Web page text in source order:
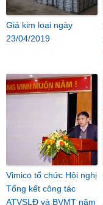
Giá kim loại ngày
23/04/2019
Vimico tổ chức Hội nghị
Tổng kết công tác
ATVSLĐ và BVMT năm